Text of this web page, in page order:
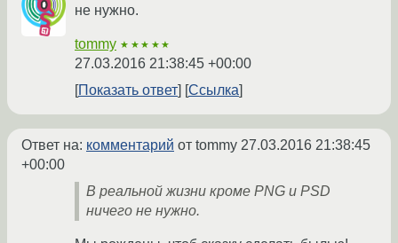
не нужно.
tommy ★★★★★
27.03.2016 21:38:45 +00:00
Показать ответ
Ссылка
Ответ на: комментарий от tommy 27.03.2016 21:38:45
+00:00
В реальной жизни кроме PNG и PSD
ничего не нужно.